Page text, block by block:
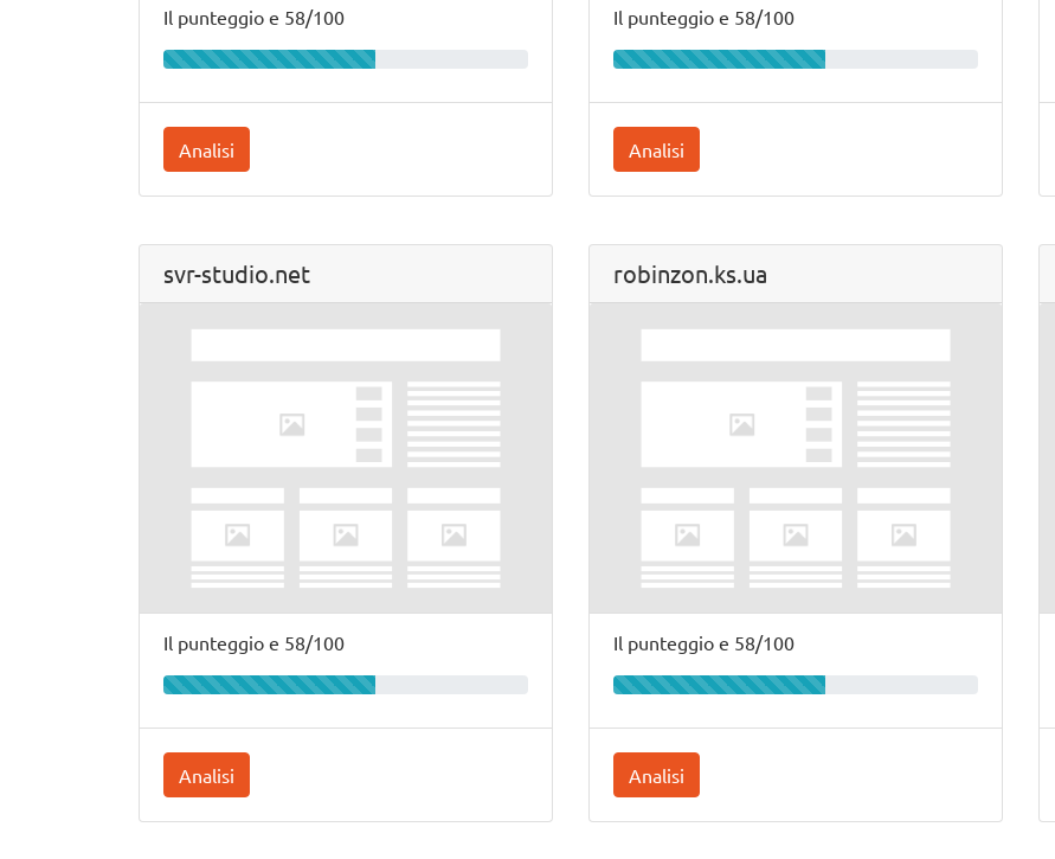
Il punteggio e 58/100
Analisi
Il punteggio e 58/100
Analisi
svr-studio.net
Il punteggio e 58/100
Analisi
robinzon.ks.ua
Il punteggio e 58/100
Analisi